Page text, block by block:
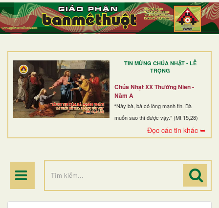
TIN MỪNG CHÚA NHẬT - LỄ
TRỌNG
Chúa Nhật XX Thường Niên -
Năm A
“Này bà, bà có lòng mạnh tin. Bà
muốn sao thì được vậy.” (Mt 15,28)
Đọc các tin khác ➥
TRANG NHẤT
GIỚI THIỆU
DÒNG TU
BAN MỤC VỤ
ĐOÀN THỂ CG